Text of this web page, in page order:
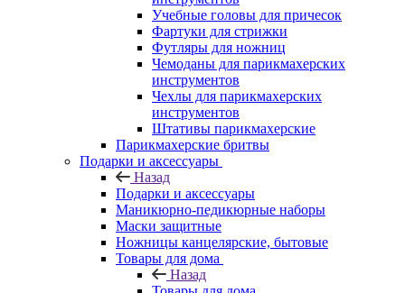
Учебные головы для причесок
Фартуки для стрижки
Футляры для ножниц
Чемоданы для парикмахерских
инструментов
Чехлы для парикмахерских
инструментов
Штативы парикмахерские
Парикмахерские бритвы
Подарки и аксессуары
Назад
Подарки и аксессуары
Маникюрно-педикюрные наборы
Маски защитные
Ножницы канцелярские, бытовые
Товары для дома
Назад